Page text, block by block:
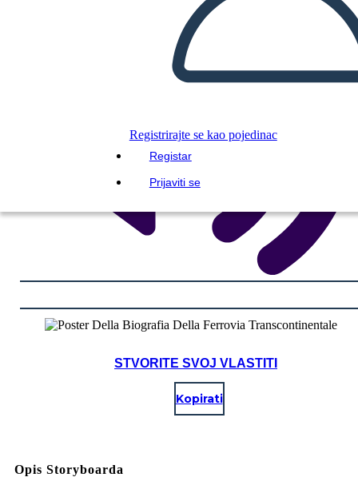
Registrirajte se kao pojedinac
Registar
Prijaviti se
STVORITE SVOJ VLASTITI
Kopirati
Opis Storyboarda